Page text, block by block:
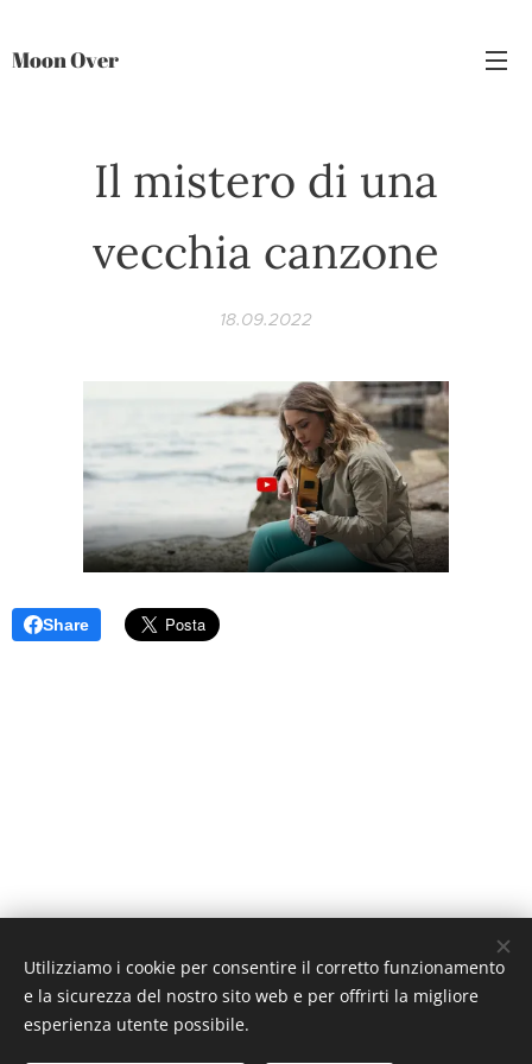
Moon Over
Il mistero di una
vecchia canzone
18.09.2022
Share
Utilizziamo i cookie per consentire il corretto funzionamento
e la sicurezza del nostro sito web e per offrirti la migliore
esperienza utente possibile.